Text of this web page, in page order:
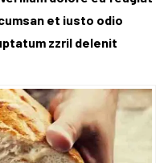
et iusto odio
zzril delenit